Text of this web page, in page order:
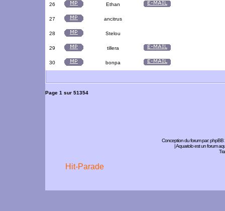
26 Ethan
27 ancitrus
28 Stelou
29 tillera
30 bonpa
Page 1 sur 51354
Conception du forum par:phpBB
| Aquariolo est un forum